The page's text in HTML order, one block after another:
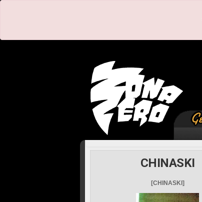
CHINASKI
[CHINASKI]